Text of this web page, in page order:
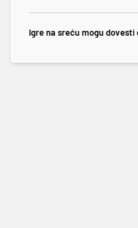
Igre na sreću mogu